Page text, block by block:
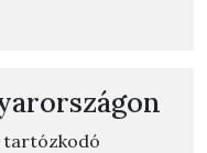
tartózkodó